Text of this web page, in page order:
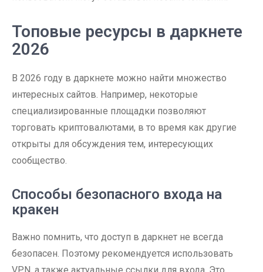
Топовые ресурсы в даркнете
2026
В 2026 году в даркнете можно найти множество
интересных сайтов. Например, некоторые
специализированные площадки позволяют
торговать криптовалютами, в то время как другие
открыты для обсуждения тем, интересующих
сообщество.
Способы безопасного входа на
кракен
Важно помнить, что доступ в даркнет не всегда
безопасен. Поэтому рекомендуется использовать